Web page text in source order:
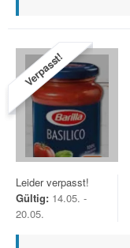
Verpasst!
Leider verpasst!
Gültig: 14.05. -
20.05.